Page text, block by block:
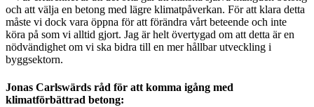
och att välja en betong med lägre klimatpåverkan. För att klara detta
måste vi dock vara öppna för att förändra vårt beteende och inte
köra på som vi alltid gjort. Jag är helt övertygad om att detta är en
nödvändighet om vi ska bidra till en mer hållbar utveckling i
byggsektorn.
Jonas Carlswärds råd för att komma igång med
klimatförbättrad betong: